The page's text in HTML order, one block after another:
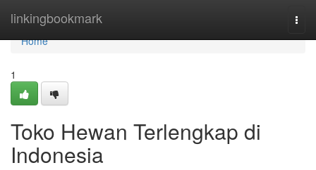
linkingbookmark
Home
Home
1
Toko Hewan Terlengkap di
Indonesia